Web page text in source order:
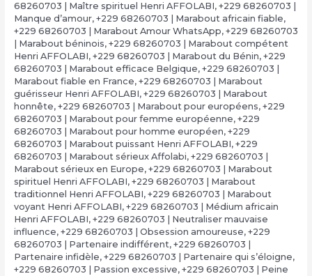
68260703 | Maître spirituel Henri AFFOLABI, +229 68260703 |
Manque d’amour, +229 68260703 | Marabout africain fiable,
+229 68260703 | Marabout Amour WhatsApp, +229 68260703
| Marabout béninois, +229 68260703 | Marabout compétent
Henri AFFOLABI, +229 68260703 | Marabout du Bénin, +229
68260703 | Marabout efficace Belgique, +229 68260703 |
Marabout fiable en France, +229 68260703 | Marabout
guérisseur Henri AFFOLABI, +229 68260703 | Marabout
honnête, +229 68260703 | Marabout pour européens, +229
68260703 | Marabout pour femme européenne, +229
68260703 | Marabout pour homme européen, +229
68260703 | Marabout puissant Henri AFFOLABI, +229
68260703 | Marabout sérieux Affolabi, +229 68260703 |
Marabout sérieux en Europe, +229 68260703 | Marabout
spirituel Henri AFFOLABI, +229 68260703 | Marabout
traditionnel Henri AFFOLABI, +229 68260703 | Marabout
voyant Henri AFFOLABI, +229 68260703 | Médium africain
Henri AFFOLABI, +229 68260703 | Neutraliser mauvaise
influence, +229 68260703 | Obsession amoureuse, +229
68260703 | Partenaire indifférent, +229 68260703 |
Partenaire infidèle, +229 68260703 | Partenaire qui s’éloigne,
+229 68260703 | Passion excessive, +229 68260703 | Peine